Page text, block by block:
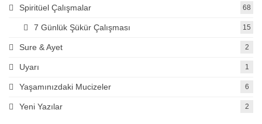
Spiritüel Çalışmalar 68
7 Günlük Şükür Çalışması 15
Sure & Ayet 2
Uyarı 1
Yaşamınızdaki Mucizeler 6
Yeni Yazılar 2